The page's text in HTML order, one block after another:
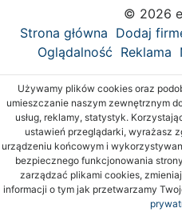
© 2026
Strona główna Dodaj
Oglądalność Reklama
Używamy plików cookies oraz
umieszczanie naszym zewnętrznym
usług, reklamy, statystyk.
ustawień przeglądarki, wyrażasz
urządzeniu końcowym i
bezpiecznego funkcjonowania
zarządzać plikami cookies,
informacji o tym jak przetwarzamy